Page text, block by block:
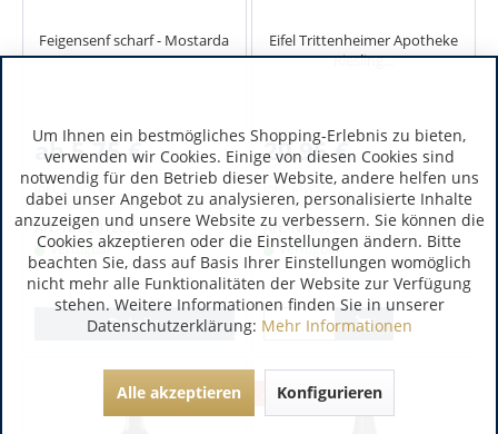
Feigensenf scharf - Mostarda
ab 5,75 €
inkl. MwSt.
0.07 Kilogramm(82,14 € / 1 Kilogramm)
Art.-Nr.:201205
Verfügbar
Details
Eifel Trittenheimer Apotheke
Riesling...
20,95 €
inkl. MwSt.
0.75 Liter(27,93 € / 1 Liter)
Art.-Nr.:5723
Verfügbar
-29%
Um Ihnen ein bestmögliches Shopping-Erlebnis zu bieten,
verwenden wir Cookies. Einige von diesen Cookies sind
notwendig für den Betrieb dieser Website, andere helfen uns
dabei unser Angebot zu analysieren, personalisierte Inhalte
anzuzeigen und unsere Website zu verbessern. Sie können die
Cookies akzeptieren oder die Einstellungen ändern. Bitte
beachten Sie, dass auf Basis Ihrer Einstellungen womöglich
nicht mehr alle Funktionalitäten der Website zur Verfügung
stehen. Weitere Informationen finden Sie in unserer
Datenschutzerklärung: Mehr Informationen
Alle akzeptieren Konfigurieren